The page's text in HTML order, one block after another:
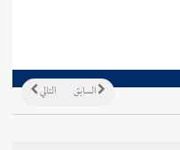
التالي السابق